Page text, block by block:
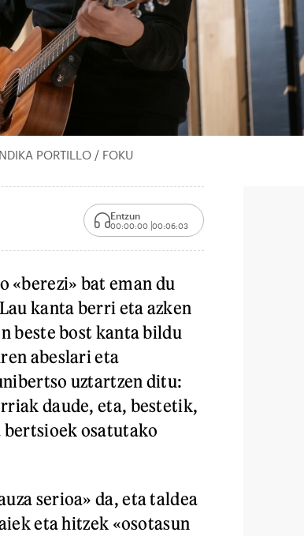
PORTILLO / FOKU
Entzun
00:00:00 00:06:03
«berezi» bat eman du
Lau kanta berri eta azken
beste bost kanta bildu
abeslari eta
uztartzen ditu:
daude, eta, bestetik,
bertsioek osatutako
serioa» da, eta taldea
eta hitzek «osotasun